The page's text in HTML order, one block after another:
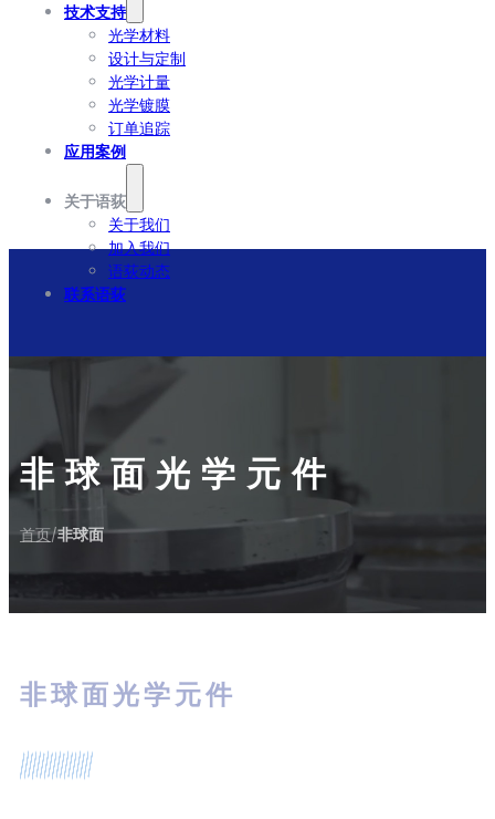
技术支持
光学材料
设计与定制
光学计量
光学镀膜
订单追踪
应用案例
关于语荻
关于我们
加入我们
语荻动态
联系语荻
非球面光学元件
首页/非球面
非球面光学元件